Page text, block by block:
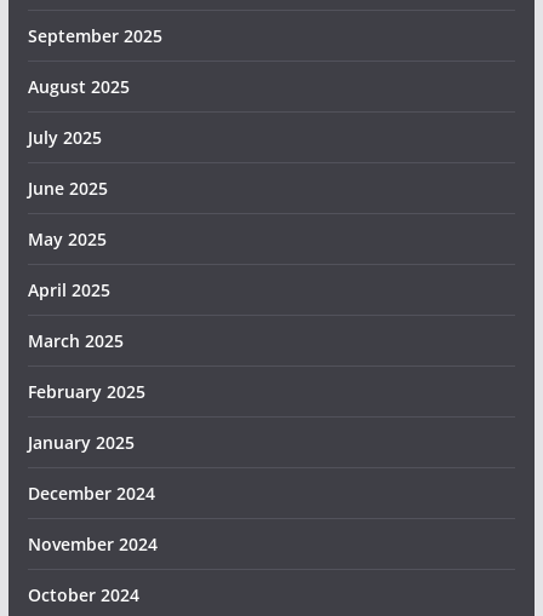
September 2025
August 2025
July 2025
June 2025
May 2025
April 2025
March 2025
February 2025
January 2025
December 2024
November 2024
October 2024